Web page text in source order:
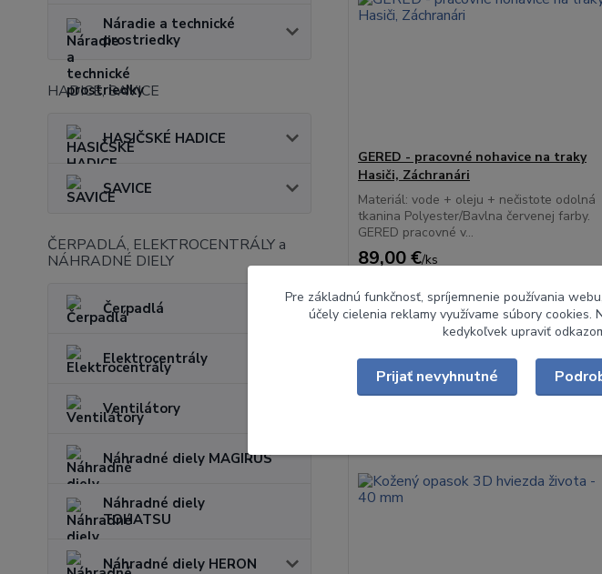
Náradie a technické
prostriedky
HADICE, SAVICE
HASIČSKÉ HADICE
SAVICE
ČERPADLÁ, ELEKTROCENTRÁLY a
NÁHRADNÉ DIELY
Čerpadlá
Elektrocentrály
Ventilátory
Náhradné diely MAGIRUS
Náhradné diely
TOHATSU
Náhradné diely HERON
GERED - pracovné nohavice na traky
Hasiči, Záchranári
Materiál: vode + oleju + nečistote odolná
tkanina Polyester/Bavlna červenej farby.
GERED pracovné v...
89,00 €/ks
Zvoliť variant
Pre základnú funkčnosť, spríjemnenie používania
účely cielenia reklamy využívame súbory
kedykoľvek upraviť
Prijať nevyhnutné